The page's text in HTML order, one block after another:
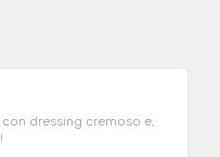
dressing cremoso e,